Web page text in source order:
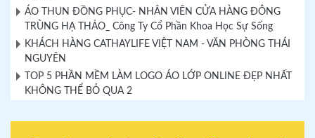
ÁO THUN ĐỒNG PHỤC- NHÂN VIÊN CỬA HÀNG ĐÔNG
TRÙNG HẠ THẢO_ Công Ty Cổ Phần Khoa Học Sự Sống
KHÁCH HÀNG CATHAYLIFE VIỆT NAM - VĂN PHÒNG THÁI
NGUYÊN
TOP 5 PHẦN MỀM LÀM LOGO ÁO LỚP ONLINE ĐẸP NHẤT
KHÔNG THỂ BỎ QUA 2